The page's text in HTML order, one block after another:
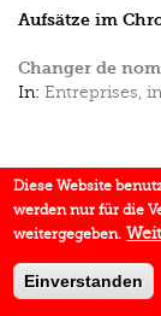
Aufsätze im
Changer de
In: Entreprises,
Diese Website
werden nur für die
weitergegeben.
Einverstanden